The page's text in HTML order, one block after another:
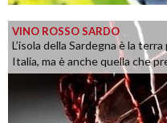
VINO ROSSO SARDO
L’isola della Sardegna è la
Italia, ma è anche quella che